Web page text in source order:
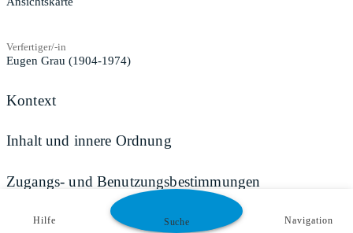
Verfertiger/-in
Eugen Grau (1904-1974)
Kontext
Inhalt und innere Ordnung
Zugangs- und Benutzungsbestimmungen
Hilfe Suche Navigation